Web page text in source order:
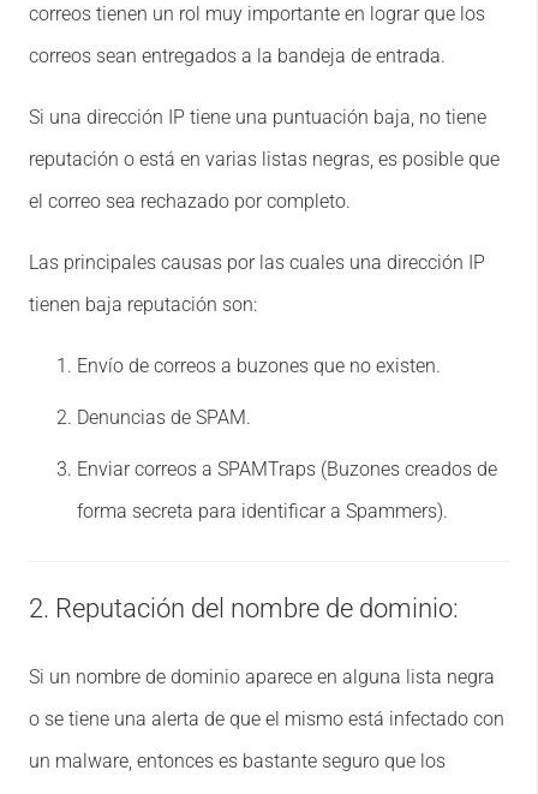
correos tienen un rol muy importante en lograr que los
correos sean entregados a la bandeja de entrada.
Si una dirección IP tiene una puntuación baja, no tiene
reputación o está en varias listas negras, es posible que
el correo sea rechazado por completo.
Las principales causas por las cuales una dirección IP
tienen baja reputación son:
Envío de correos a buzones que no existen.
Denuncias de SPAM.
Enviar correos a SPAMTraps (Buzones creados de
forma secreta para identificar a Spammers).
2. Reputación del nombre de dominio:
Si un nombre de dominio aparece en alguna lista negra
o se tiene una alerta de que el mismo está infectado con
un malware, entonces es bastante seguro que los